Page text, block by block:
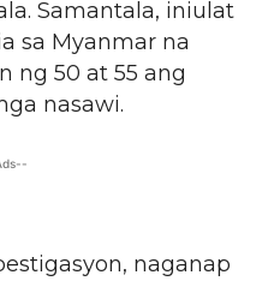
Samantala, iniulat
sa Myanmar na
ng 50 at 55 ang
nasawi.
naganap